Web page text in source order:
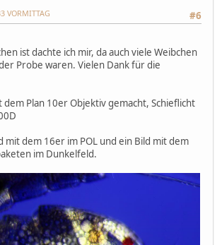
#6
VORMITTAG
ist dachte ich mir, da auch viele Weibchen
Probe waren. Vielen Dank für die
dem Plan 10er Objektiv gemacht, Schieflicht
mit dem 16er im POL und ein Bild mit dem
im Dunkelfeld.